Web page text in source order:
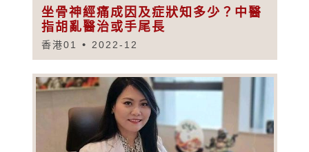
坐骨神經痛成因及症狀知多少？中醫
指胡亂醫治或手尾長
香港01 2022-12